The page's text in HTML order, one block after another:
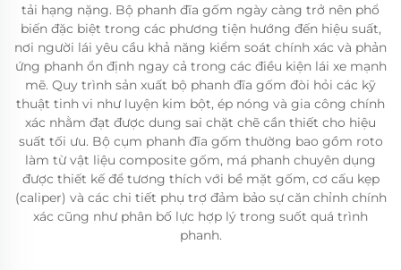
tải hạng nặng. Bộ phanh đĩa gốm ngày càng trở nên phổ
biến đặc biệt trong các phương tiện hướng đến hiệu suất,
nơi người lái yêu cầu khả năng kiểm soát chính xác và phản
ứng phanh ổn định ngay cả trong các điều kiện lái xe mạnh
mẽ. Quy trình sản xuất bộ phanh đĩa gốm đòi hỏi các kỹ
thuật tinh vi như luyện kim bột, ép nóng và gia công chính
xác nhằm đạt được dung sai chặt chẽ cần thiết cho hiệu
suất tối ưu. Bộ cụm phanh đĩa gốm thường bao gồm roto
làm từ vật liệu composite gốm, má phanh chuyên dụng
được thiết kế để tương thích với bề mặt gốm, cơ cấu kẹp
(caliper) và các chi tiết phụ trợ đảm bảo sự căn chỉnh chính
xác cũng như phân bố lực hợp lý trong suốt quá trình
phanh.